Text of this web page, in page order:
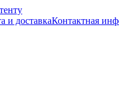
и доставкаКонтактная